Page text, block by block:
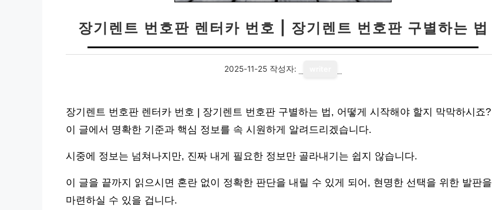
장기렌트 번호판 렌터카 번호 | 장기렌트 번호판 구별하는 법
2025-11-25 작성자:
장기렌트 번호판 렌터카 번호 | 장기렌트 번호판 구별하는 법, 어떻게 시작해야 할지 막막하시죠?
이 글에서 명확한 기준과 핵심 정보를 속 시원하게 알려드리겠습니다.
시중에 정보는 넘쳐나지만, 진짜 내게 필요한 정보만 골라내기는 쉽지 않습니다.
이 글을 끝까지 읽으시면 혼란 없이 정확한 판단을 내릴 수 있게 되어, 현명한 선택을 위한 발판을
마련하실 수 있을 겁니다.